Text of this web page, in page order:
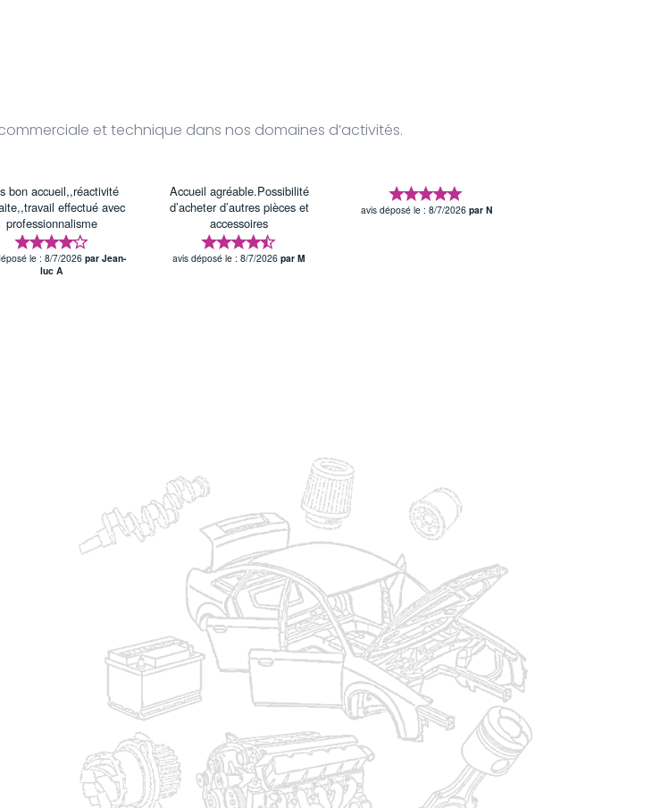
et technique dans nos domaines d’activités.